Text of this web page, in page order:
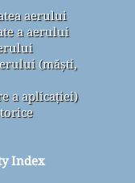
aerului
a aerului
(măști,
a aplicației)
Index